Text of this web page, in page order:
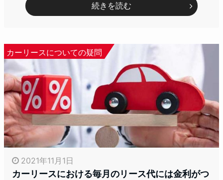
続きを読む
カーリースについての疑問
2021年11月1日
カーリースにおける毎月のリース代には金利がつ